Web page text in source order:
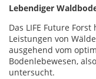
Lebendiger
Das LIFE Future
Leistungen von
ausgehend vom
Bodenlebewesen,
untersucht.